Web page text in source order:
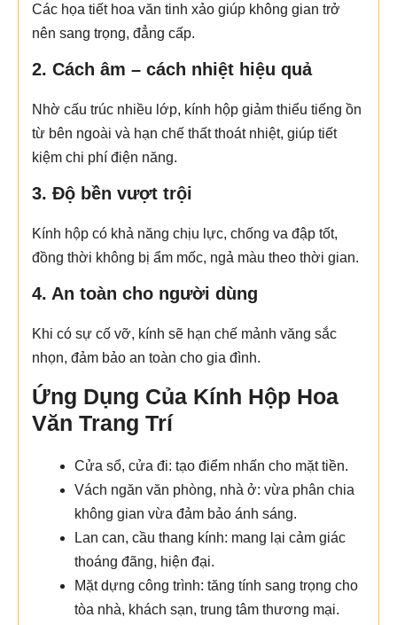
Các họa tiết hoa văn tinh xảo giúp không gian trở
nên sang trọng, đẳng cấp.
2. Cách âm – cách nhiệt hiệu quả
Nhờ cấu trúc nhiều lớp, kính hộp giảm thiểu tiếng ồn
từ bên ngoài và hạn chế thất thoát nhiệt, giúp tiết
kiệm chi phí điện năng.
3. Độ bền vượt trội
Kính hộp có khả năng chịu lực, chống va đập tốt,
đồng thời không bị ẩm mốc, ngả màu theo thời gian.
4. An toàn cho người dùng
Khi có sự cố vỡ, kính sẽ hạn chế mảnh văng sắc
nhọn, đảm bảo an toàn cho gia đình.
Ứng Dụng Của Kính Hộp Hoa
Văn Trang Trí
Cửa sổ, cửa đi: tạo điểm nhấn cho mặt tiền.
Vách ngăn văn phòng, nhà ở: vừa phân chia
không gian vừa đảm bảo ánh sáng.
Lan can, cầu thang kính: mang lại cảm giác
thoáng đãng, hiện đại.
Mặt dựng công trình: tăng tính sang trọng cho
tòa nhà, khách sạn, trung tâm thương mại.